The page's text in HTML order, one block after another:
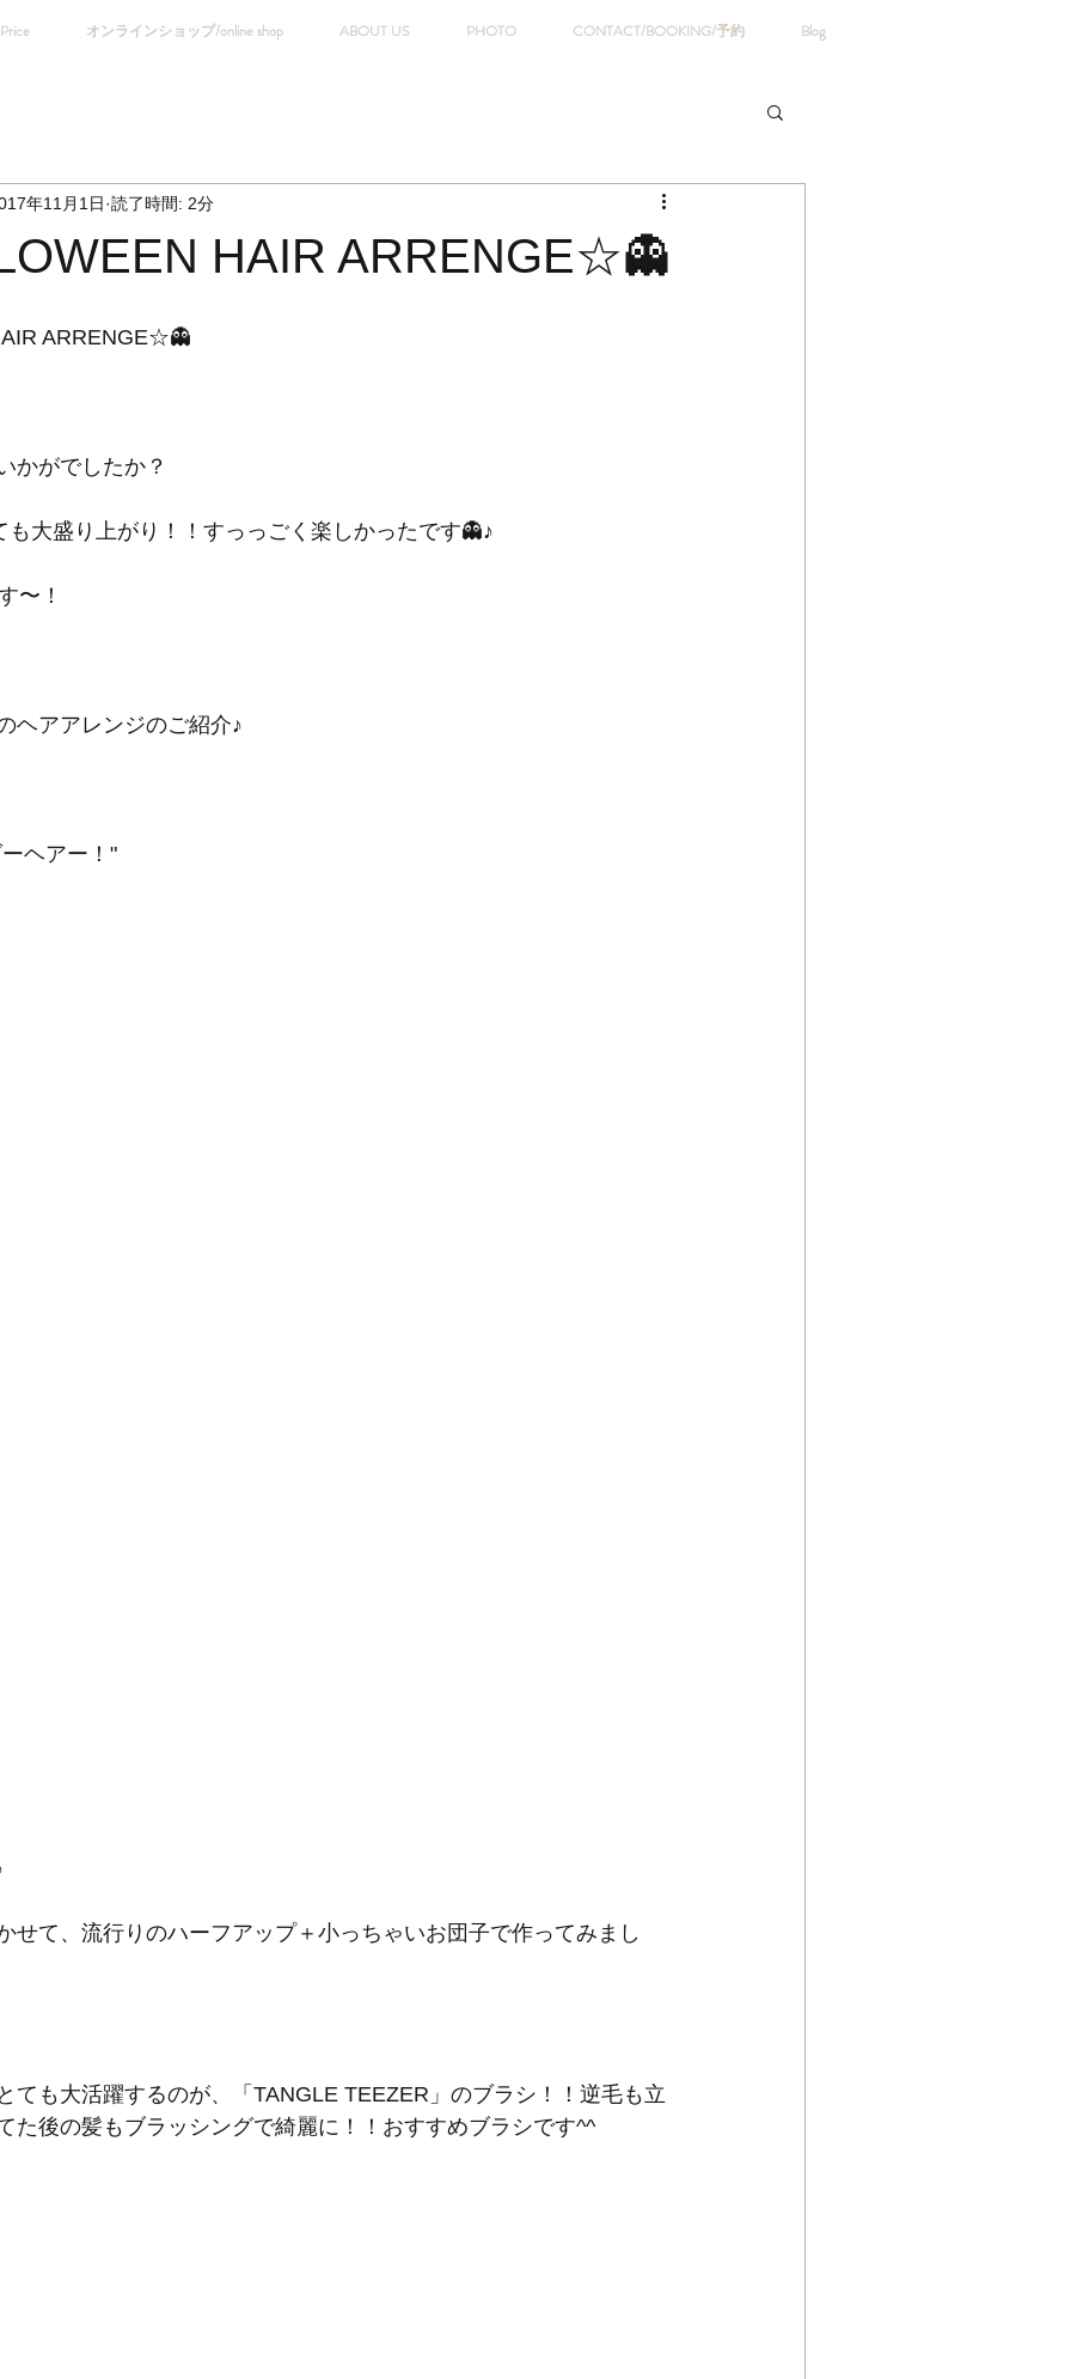
オンラインショップ/online shop ABOUT US PHOTO CONTACT/BOOKING/予約 Blog
HAIR ARRENGE☆👻
年11月1日 読了時間: 2分
ARRENGE☆👻
かがでしたか？
も大盛り上がり！！すっっごく楽しかったです👻♪
〜！
ヘアアレンジのご紹介♪
ヘアー！"
せて、流行りのハーフアップ＋小っちゃいお団子で作ってみまし
ても大活躍するのが、「TANGLE TEEZER」のブラシ！！逆毛も立
た後の髪もブラッシングで綺麗に！！おすすめブラシです^^